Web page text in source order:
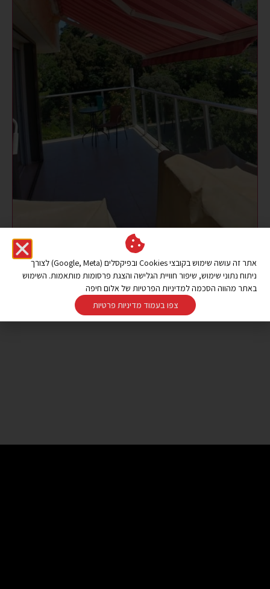
אתר זה עושה שימוש בקובצי Cookies ובפיקסלים (Google, Meta) לצורך
ניתוח נתוני שימוש, שיפור חוויית הגלישה והצגת פרסומות מותאמות. השימוש
באתר מהווה הסכמה למדיניות הפרטיות של אלום חיפה
צפו בעמוד מדיניות פרטיות